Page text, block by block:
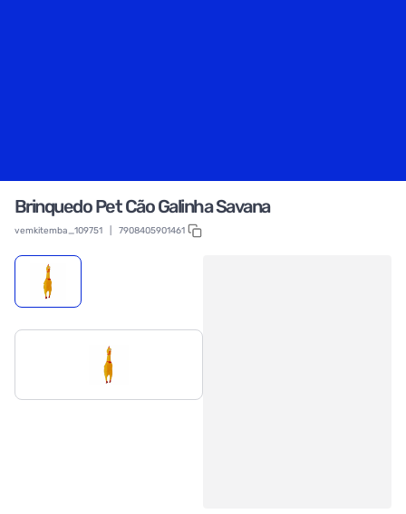
Brinquedo Pet Cão Galinha Savana
vemkitemba_109751 7908405901461